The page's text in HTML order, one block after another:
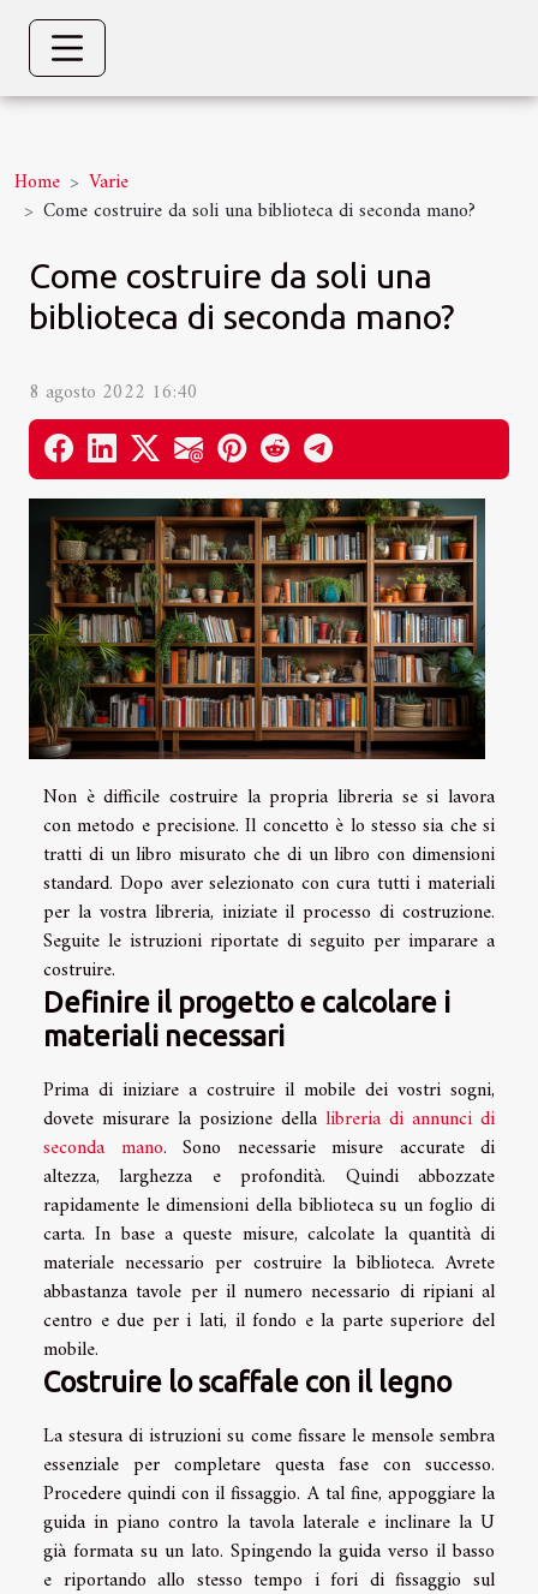
Home
Varie
Come costruire da soli una biblioteca di seconda mano?
Come costruire da soli una
biblioteca di seconda mano?
8 agosto 2022 16:40
Non è difficile costruire la propria libreria se si lavora
con metodo e precisione. Il concetto è lo stesso sia che si
tratti di un libro misurato che di un libro con dimensioni
standard. Dopo aver selezionato con cura tutti i materiali
per la vostra libreria, iniziate il processo di costruzione.
Seguite le istruzioni riportate di seguito per imparare a
costruire.
Definire il progetto e calcolare i
materiali necessari
Prima di iniziare a costruire il mobile dei vostri sogni,
dovete misurare la posizione della libreria di annunci di
seconda mano. Sono necessarie misure accurate di
altezza, larghezza e profondità. Quindi abbozzate
rapidamente le dimensioni della biblioteca su un foglio di
carta. In base a queste misure, calcolate la quantità di
materiale necessario per costruire la biblioteca. Avrete
abbastanza tavole per il numero necessario di ripiani al
centro e due per i lati, il fondo e la parte superiore del
mobile.
Costruire lo scaffale con il legno
La stesura di istruzioni su come fissare le mensole sembra
essenziale per completare questa fase con successo.
Procedere quindi con il fissaggio. A tal fine, appoggiare la
guida in piano contro la tavola laterale e inclinare la U
già formata su un lato. Spingendo la guida verso il basso
e riportando allo stesso tempo i fori di fissaggio sul